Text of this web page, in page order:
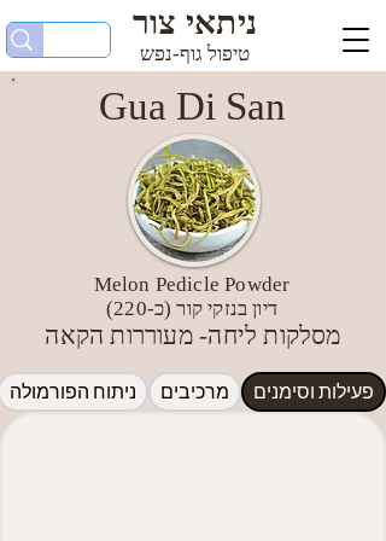
ניתאי צור
טיפול גוף-נפש
Gua Di San
Melon Pedicle Powder
דיון בנזקי קור (כ-220)
מסלקות ליחה- מעוררות הקאה
פעילות וסימנים מרכיבים ניתוח הפורמולה